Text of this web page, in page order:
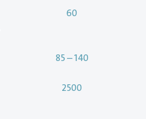
60
85 – 140
2500